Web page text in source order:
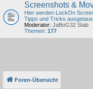
Screenshots &
Hier werden LockOn
Tipps und Tricks
Moderator: JaBoG32 Stab
Themen: 177
Foren-Übersicht